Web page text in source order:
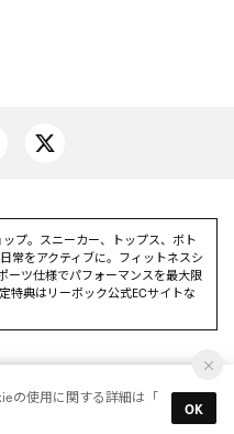
う
アプリを使う
プ。スニーカー、トップス、ボト
常をアクティブに。フィットネスシ
ーツ仕様でパフォーマンスを最大限
特典はリーボック公式ECサイトな
の使用に関する詳細は「
OK